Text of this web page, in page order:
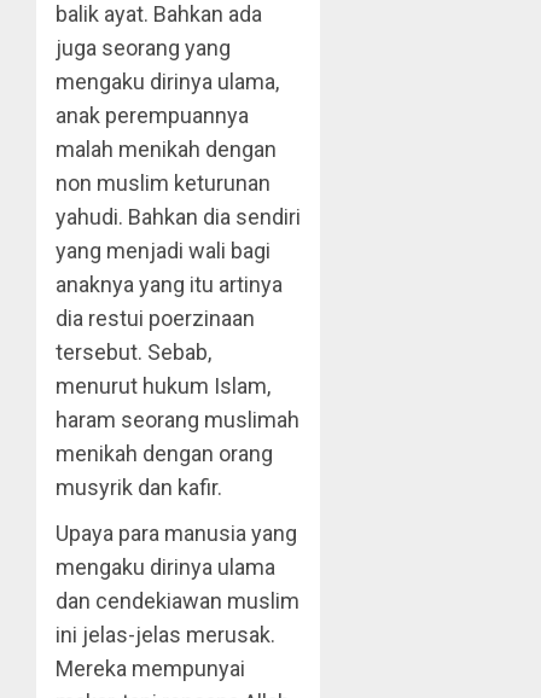
balik ayat. Bahkan ada
juga seorang yang
mengaku dirinya ulama,
anak perempuannya
malah menikah dengan
non muslim keturunan
yahudi. Bahkan dia sendiri
yang menjadi wali bagi
anaknya yang itu artinya
dia restui poerzinaan
tersebut. Sebab,
menurut hukum Islam,
haram seorang muslimah
menikah dengan orang
musyrik dan kafir.
Upaya para manusia yang
mengaku dirinya ulama
dan cendekiawan muslim
ini jelas-jelas merusak.
Mereka mempunyai